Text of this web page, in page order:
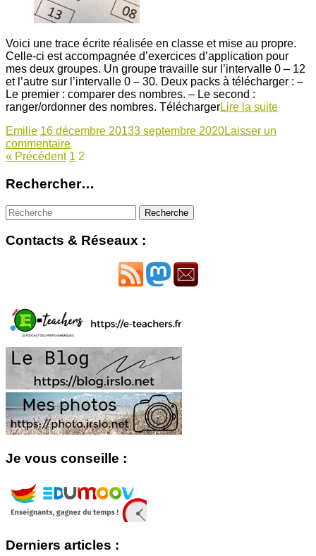
Voici une trace écrite réalisée en classe et mise au propre.
Celle-ci est accompagnée d’exercices d’application pour
mes deux groupes. Un groupe travaille sur l’intervalle 0 – 12
et l’autre sur l’intervalle 0 – 30. Deux packs à télécharger : –
Le premier : comparer des nombres. – Le second :
ranger/ordonner des nombres. TéléchargerLire la suite
Emilie 16 décembre 20133 septembre 2020Laisser un
commentaire
« Précédent 1 2
Rechercher…
Contacts & Réseaux :
Je vous conseille :
Derniers articles :